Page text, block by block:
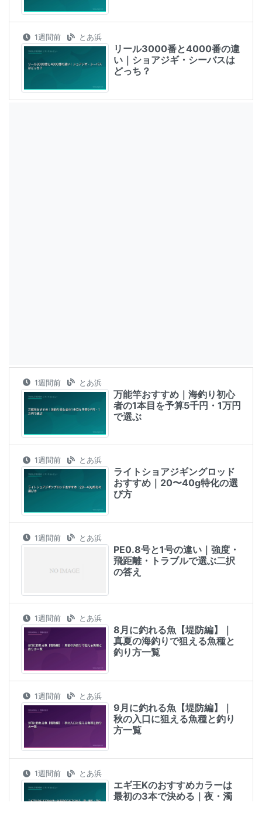
1週間前 とあ浜
リール3000番と4000番の違
い｜ショアジギ・シーバスは
どっち？
1週間前 とあ浜
万能竿おすすめ｜海釣り初心
者の1本目を予算5千円・1万円
で選ぶ
1週間前 とあ浜
ライトショアジギングロッド
おすすめ｜20〜40g特化の選
び方
1週間前 とあ浜
PE0.8号と1号の違い｜強度・
飛距離・トラブルで選ぶ二択
の答え
1週間前 とあ浜
8月に釣れる魚【堤防編】｜
真夏の海釣りで狙える魚種と
釣り方一覧
1週間前 とあ浜
9月に釣れる魚【堤防編】｜
秋の入口に狙える魚種と釣り
方一覧
1週間前 とあ浜
エギ王Kのおすすめカラーは
最初の3本で決める｜夜・濁